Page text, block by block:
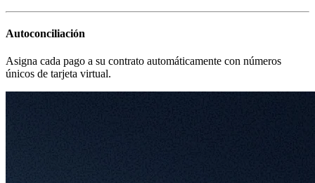
Autoconciliación
Asigna cada pago a su contrato automáticamente con números
únicos de tarjeta virtual.